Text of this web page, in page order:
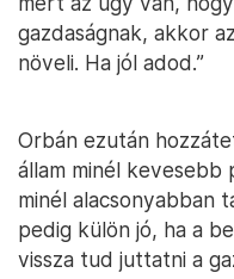
gazdaságnak, akkor
növeli. Ha jól adod.”
Orbán ezután
állam minél kevesebb
minél alacsonyabban
pedig külön jó, ha a
vissza tud juttatni a